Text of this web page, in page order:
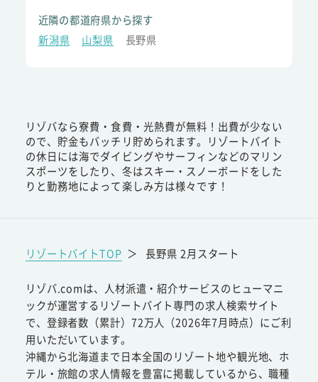
近隣の都道府県から探す
新潟県
山梨県 長野県
リゾバなら寮費・食費・光熱費が無料！出費が少ない
ので、貯金もバッチリ貯められます。リゾートバイト
の休日には海でダイビングやサーフィンなどのマリン
スポーツをしたり、冬はスキー・スノーボードをした
りと勤務地によって楽しみ方は様々です！
リゾートバイトTOP ＞ 長野県 2月スタート
リゾバ.comは、人材派遣・紹介サービスのヒューマニ
ックが運営するリゾートバイト専門の求人検索サイト
で、登録者数（累計）72万人（2026年7月時点）にご利
用いただいています。
沖縄から北海道まで日本全国のリゾート地や観光地、ホ
テル・旅館の求人情報を豊富に掲載しているから、職種